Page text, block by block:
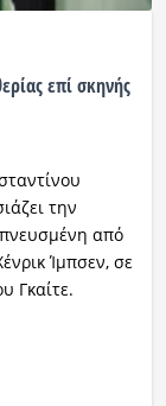
επί σκηνής
την
από
Ίμπσεν, σε
Γκαίτε.